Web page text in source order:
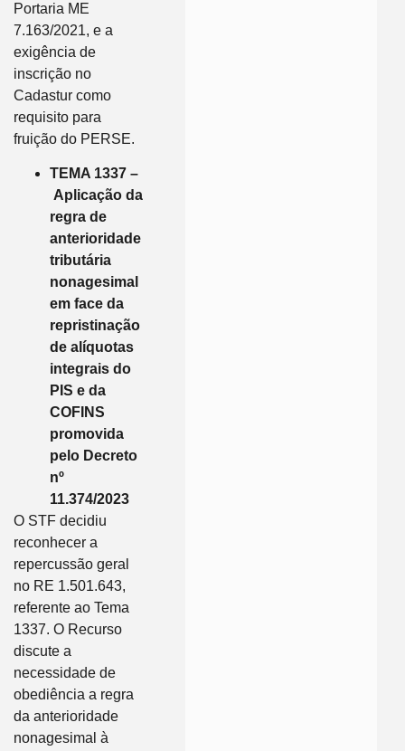
Portaria ME
7.163/2021, e a
exigência de
inscrição no
Cadastur como
requisito para
fruição do PERSE.
TEMA 1337 –
Aplicação da
regra de
anterioridade
tributária
nonagesimal
em face da
repristinação
de alíquotas
integrais do
PIS e da
COFINS
promovida
pelo Decreto
nº
11.374/2023
O STF decidiu
reconhecer a
repercussão geral
no RE 1.501.643,
referente ao Tema
1337. O Recurso
discute a
necessidade de
obediência a regra
da anterioridade
nonagesimal à